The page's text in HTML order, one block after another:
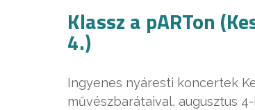
Klassz a pARTon
4.)
Ingyenes nyáresti koncertek
művészbarátaival, augusztus 4-